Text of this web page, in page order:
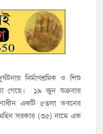
উন্নয়নে কাজ করছি’ :
দাপট, মতলবে প্রকাশ্যে
নির্মাণশ্রমিক ও শিশু
গেছে। ১৯ জুন শুক্রবার
একটি ৫তলা ভবনের
সরকার (৩৫) নামে এক